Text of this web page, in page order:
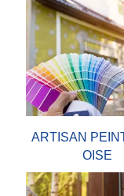
ARTISAN
OISE